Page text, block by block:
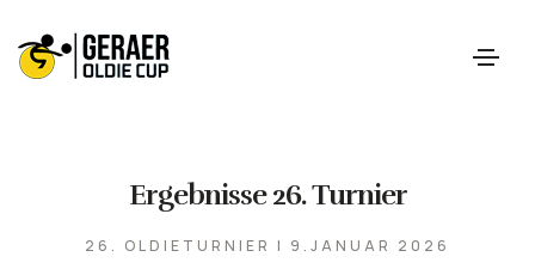
Ergebnisse 26. Turnier
26. OLDIETURNIER | 9.JANUAR 2026